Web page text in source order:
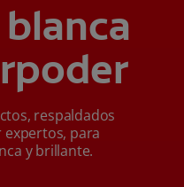
respaldados
para
y brillante.